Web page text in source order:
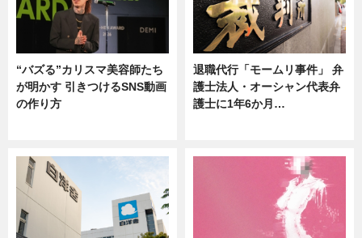
“バズる”カリスマ美容師たち
が明かす 引きつけるSNS動画
の作り方
退職代行「モームリ事件」 弁
護士法人・オーシャン代表弁
護士に1年6か月…